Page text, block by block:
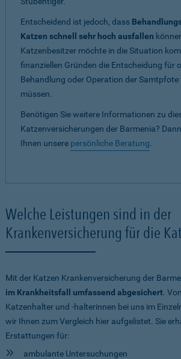
Entscheidend ist jedoch, dass
Katzen schnell sehr hoch ausfallen
Katzenbesitzer möchte in die Situation
finanziellen Gründen die Entscheidung für
Behandlung oder Operation der Samtpfote
müssen.
Benötigen Sie weitere Informationen zu
Katzenversicherungen der Barmenia?
Ihnen unsere persönliche Beratung.
Welche Leistungen sind in der
Krankenversicherung für die
Mit der Katzen Krankenversicherung der
im Krankheitsfall umfassend abgesichert.
Katzenhalter und -halterinnen bei uns im
wir Ihnen zum Vergleich hier aufgelistet. Sie
Erstattungen für:
ambulante Untersuchungen